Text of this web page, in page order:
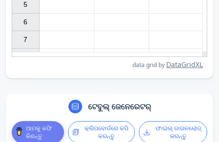
5
6
7
data grid by DataGridXL
ଟେବୁଲ୍ ଜେନେରେଟର୍
ଆମକୁ କଫି
କିଣନ୍ତୁ
କ୍ଲିପବୋର୍ଡରେ କପି
କରନ୍ତୁ
ଫାଇଲ୍ ଡାଉନଲୋଡ୍
କରନ୍ତୁ